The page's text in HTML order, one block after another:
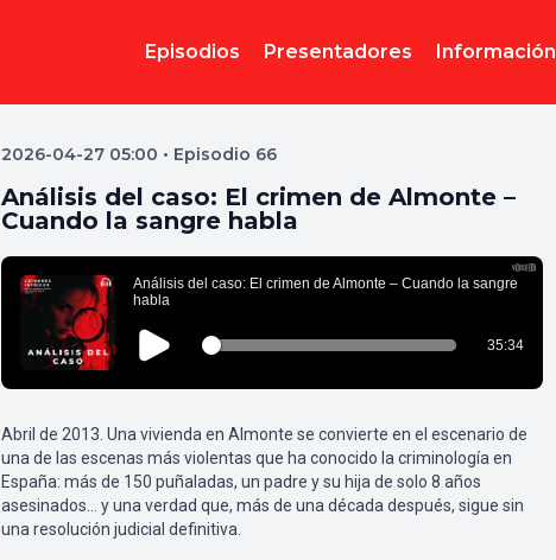
Episodios Presentadores Información
2026-04-27 05:00 • Episodio 66
Análisis del caso: El crimen de Almonte –
Cuando la sangre habla
Abril de 2013. Una vivienda en Almonte se convierte en el escenario de
una de las escenas más violentas que ha conocido la criminología en
España: más de 150 puñaladas, un padre y su hija de solo 8 años
asesinados… y una verdad que, más de una década después, sigue sin
una resolución judicial definitiva.